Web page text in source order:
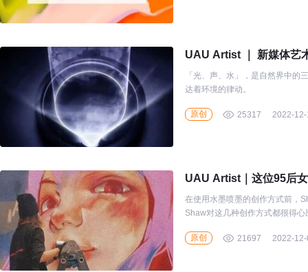
UAU Artist ｜ 新媒体艺
「光、声、水」，是自然界中的
达着环境的律动。
原创 25317 2022-12-
UAU Artist｜这位95后
在使用水墨喷墨的创作方式前，
Shaw对这几种创作方式都很得
原创
21697 2022-